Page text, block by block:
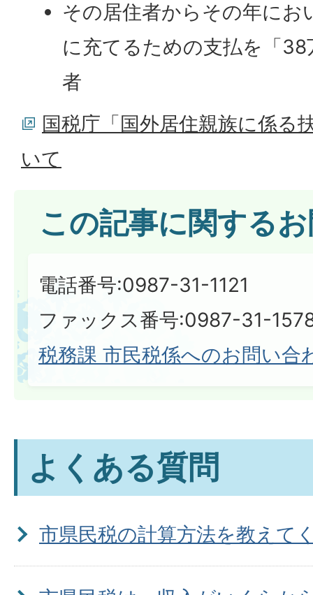
その居住者からその年にお
に充てるための支払を「
者
国税庁「国外居住親族に係る
いて
この記事に関する
電話番号:0987-31-1121
ファックス番号:0987-31-
税務課 市民税係へのお問い合
よくある質問
市県民税の計算方法を教えて